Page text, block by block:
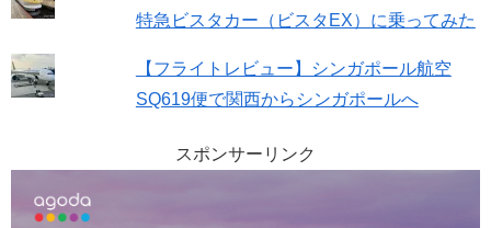
特急ビスタカー（ビスタEX）に乗ってみた
【フライトレビュー】シンガポール航空
SQ619便で関西からシンガポールへ
スポンサーリンク